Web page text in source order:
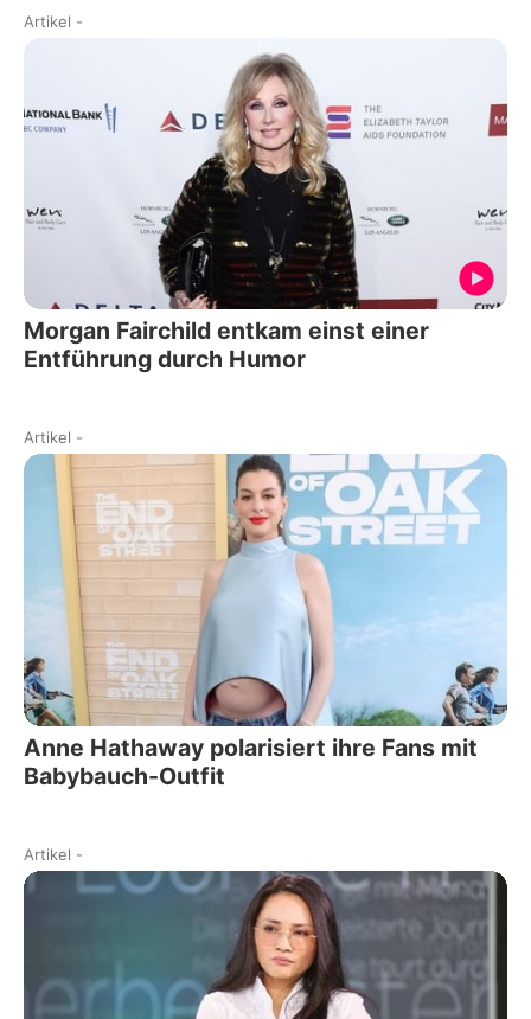
Artikel -
Morgan Fairchild entkam einst einer
Entführung durch Humor
Artikel -
Anne Hathaway polarisiert ihre Fans mit
Babybauch-Outfit
Artikel -